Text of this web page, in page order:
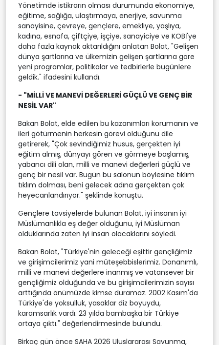
Yönetimde istikrarın olması durumunda ekonomiye,
eğitime, sağlığa, ulaştırmaya, enerjiye, savunma
sanayisine, çevreye, gençlere, emekliye, yaşlıya,
kadına, esnafa, çiftçiye, işçiye, sanayiciye ve KOBİ'ye
daha fazla kaynak aktarıldığını anlatan Bolat, "Gelişen
dünya şartlarına ve ülkemizin gelişen şartlarına göre
yeni programlar, politikalar ve tedbirlerle bugünlere
geldik." ifadesini kullandı.
- "MİLLİ VE MANEVİ DEĞERLERİ GÜÇLÜ VE GENÇ BİR
NESİL VAR"
Bakan Bolat, elde edilen bu kazanımları korumanın ve
ileri götürmenin herkesin görevi olduğunu dile
getirerek, "Çok sevindiğimiz husus, gerçekten iyi
eğitim almış, dünyayı gören ve görmeye başlamış,
yabancı dili olan, milli ve manevi değerleri güçlü ve
genç bir nesil var. Bugün bu salonun böylesine tıklım
tıklım dolması, beni gelecek adına gerçekten çok
heyecanlandırıyor." şeklinde konuştu.
Gençlere tavsiyelerde bulunan Bolat, iyi insanın iyi
Müslümanlıkla eş değer olduğunu, iyi Müslüman
olduklarında zaten iyi insan olacaklarını söyledi.
Bakan Bolat, "Türkiye'nin geleceği eşittir gençliğimiz
ve girişimcilerimiz yani müteşebbislerimiz. Donanımlı,
milli ve manevi değerlere inanmış ve vatansever bir
gençliğimiz olduğunda ve bu girişimcilerimizin sayısı
arttığında önümüzde kimse duramaz. 2002 Kasım'da
Türkiye'de yoksulluk, yasaklar diz boyuydu,
karamsarlık vardı. 23 yılda bambaşka bir Türkiye
ortaya çıktı." değerlendirmesinde bulundu.
Birkaç gün önce SAHA 2026 Uluslararası Savunma,